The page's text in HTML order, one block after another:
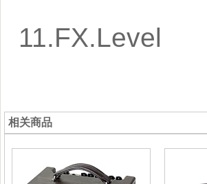
11.FX.Level
相关商品